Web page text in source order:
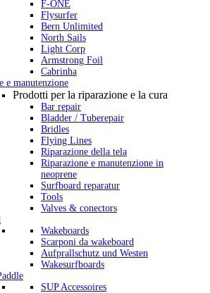
F-ONE
Flysurfer
Bern Unlimited
North Sails
Light Corp
Armstrong Foil
Cabrinha
e manutenzione
Prodotti per la riparazione e la cura
Bar repair
Bladder / Tuberepair
Bridles
Flying Lines
Riparazione della tela
Riparazione e manutenzione in
neoprene
Surfboard reparatur
Tools
Valves & conectors
Wakeboards
Scarponi da wakeboard
Aufprallschutz und Westen
Wakesurfboards
SUP Accessoires